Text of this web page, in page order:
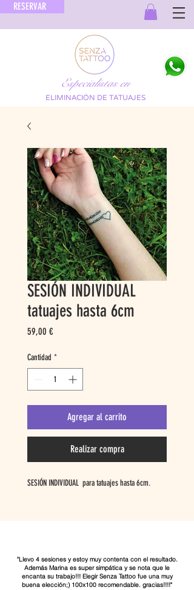
RESERVAR
Especialistas en
ELIMINACIÓN DE TATUAJES
SESIÓN INDIVIDUAL
tatuajes hasta 6cm
59,00 €Precio
Cantidad *
Agregar al carrito
Realizar compra
SESIÓN INDIVIDUAL para tatuajes hasta 6cm.
"Llevo 4 sesiones y estoy muy contenta con el resultado.
Además Marina es super simpática y se nota que le
encanta su trabajo!!! Elegir Senza Tattoo fue una muy
buena elección;) 100x100 recomendable. gracias!!!!"